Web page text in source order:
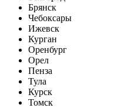
Брянск
Чебоксары
Ижевск
Курган
Оренбург
Орел
Пенза
Тула
Курск
Томск